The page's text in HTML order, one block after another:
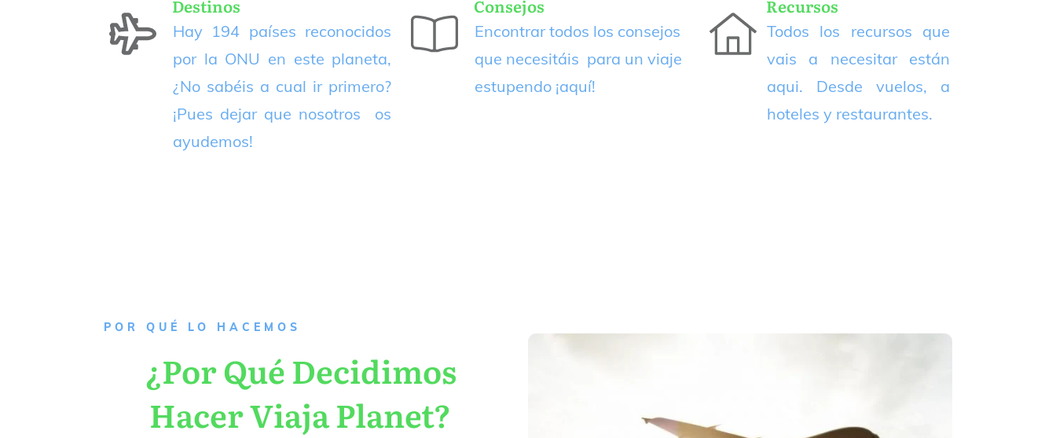
Destinos
Hay 194 países reconocidos
por la ONU en este planeta,
¿No sabéis a cual ir primero?
¡Pues dejar que nosotros os
ayudemos!
Consejos
Encontrar todos los consejos
que necesitáis para un viaje
estupendo ¡aquí!
Recursos
Todos los recursos que
vais a necesitar están
aqui. Desde vuelos, a
hoteles y restaurantes.
P OR QUÉ LO HACEMOS
¿Por Qué Decidimos
Hacer Viaja Planet?